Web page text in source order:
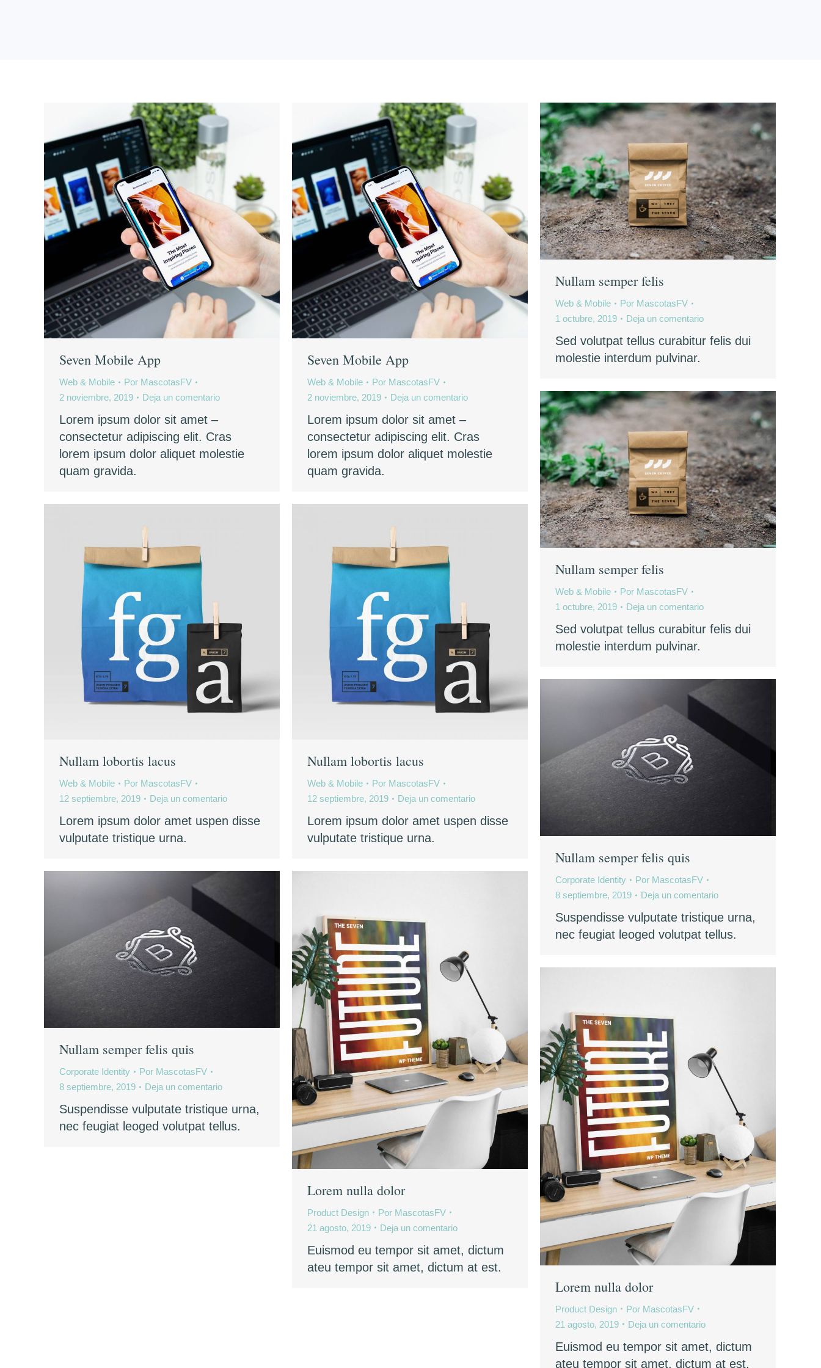
Seven Mobile App
Web & Mobile Por MascotasFV
2 noviembre, 2019
Deja un comentario
Lorem ipsum dolor sit amet –
consectetur adipiscing elit. Cras
lorem ipsum dolor aliquet molestie
quam gravida.
Seven Mobile App
Web & Mobile Por MascotasFV
2 noviembre, 2019
Deja un comentario
Lorem ipsum dolor sit amet –
consectetur adipiscing elit. Cras
lorem ipsum dolor aliquet molestie
quam gravida.
Nullam semper felis
Web & Mobile Por MascotasFV
1 octubre, 2019
Deja un comentario
Sed volutpat tellus curabitur felis dui
molestie interdum pulvinar.
Nullam semper felis
Web & Mobile Por MascotasFV
1 octubre, 2019
Deja un comentario
Sed volutpat tellus curabitur felis dui
molestie interdum pulvinar.
Nullam lobortis lacus
Web & Mobile Por MascotasFV
12 septiembre, 2019
Deja un comentario
Lorem ipsum dolor amet uspen disse
vulputate tristique urna.
Nullam lobortis lacus
Web & Mobile Por MascotasFV
12 septiembre, 2019
Deja un comentario
Lorem ipsum dolor amet uspen disse
vulputate tristique urna.
Nullam semper felis quis
Corporate Identity Por MascotasFV
8 septiembre, 2019
Deja un comentario
Suspendisse vulputate tristique urna,
nec feugiat leoged volutpat tellus.
Nullam semper felis quis
Corporate Identity Por MascotasFV
8 septiembre, 2019
Deja un comentario
Suspendisse vulputate tristique urna,
nec feugiat leoged volutpat tellus.
Lorem nulla dolor
Product Design Por MascotasFV
21 agosto, 2019
Deja un comentario
Euismod eu tempor sit amet, dictum
ateu tempor sit amet, dictum at est.
Lorem nulla dolor
Product Design Por MascotasFV
21 agosto, 2019
Deja un comentario
Euismod eu tempor sit amet, dictum
ateu tempor sit amet, dictum at est.